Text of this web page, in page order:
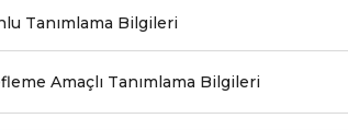
Tanımlama Bilgileri
Amaçlı Tanımlama Bilgileri